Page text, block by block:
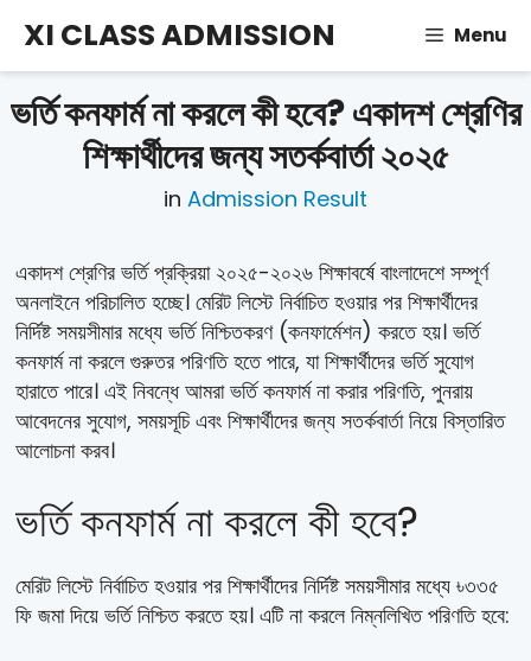
content
XI CLASS ADMISSION Menu
ভর্তি কনফার্ম না করলে কী হবে? একাদশ শ্রেণির
শিক্ষার্থীদের জন্য সতর্কবার্তা ২০২৫
in Admission Result
একাদশ শ্রেণির ভর্তি প্রক্রিয়া ২০২৫-২০২৬ শিক্ষাবর্ষে বাংলাদেশে সম্পূর্ণ
অনলাইনে পরিচালিত হচ্ছে। মেরিট লিস্টে নির্বাচিত হওয়ার পর শিক্ষার্থীদের
নির্দিষ্ট সময়সীমার মধ্যে ভর্তি নিশ্চিতকরণ (কনফার্মেশন) করতে হয়। ভর্তি
কনফার্ম না করলে গুরুতর পরিণতি হতে পারে, যা শিক্ষার্থীদের ভর্তি সুযোগ
হারাতে পারে। এই নিবন্ধে আমরা ভর্তি কনফার্ম না করার পরিণতি, পুনরায়
আবেদনের সুযোগ, সময়সূচি এবং শিক্ষার্থীদের জন্য সতর্কবার্তা নিয়ে বিস্তারিত
আলোচনা করব।
ভর্তি কনফার্ম না করলে কী হবে?
মেরিট লিস্টে নির্বাচিত হওয়ার পর শিক্ষার্থীদের নির্দিষ্ট সময়সীমার মধ্যে ৳৩৩৫
ফি জমা দিয়ে ভর্তি নিশ্চিত করতে হয়। এটি না করলে নিম্নলিখিত পরিণতি হবে: